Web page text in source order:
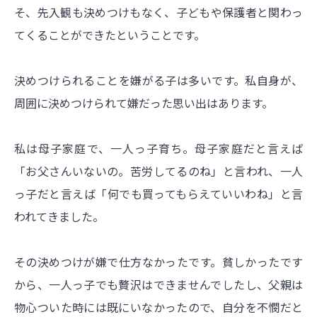
そ、先入観も決めつけもなく、子どもや保護者と関わっ
てくることができたということです。
決めつけられることを嫌がる子は多いです。私自身が、
周囲に決めつけられて嫌だった思い出はあります。
私は母子家庭で、一人っ子育ち。母子家庭だと言えば
「お父さんいないの。苦労してるのね」と言われ、一人
っ子だと言えば「何でも買ってもらえていいわね」と言
われてきました。
その決めつけが嫌で仕方なかったです。貧しかったです
から、一人っ子でも贅沢はできませんでしたし、父親は
物心ついた時には既にいなかったので、自分を不憫だと